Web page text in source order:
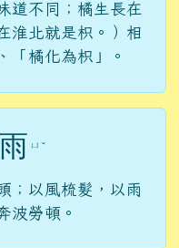
道不同；橘生長在
淮北就是枳。）相
「橘化為枳」。
雨 ㄩ ˇ
；以風梳髮，以雨
波勞頓。